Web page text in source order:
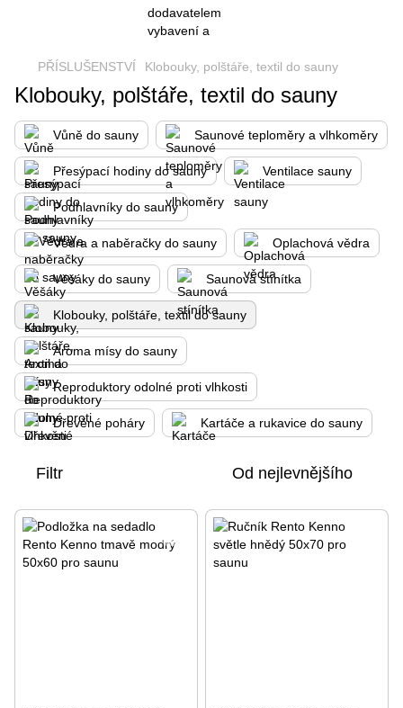
PŘÍSLUŠENSTVÍ Klobouky, polštáře, textil do sauny
Klobouky, polštáře, textil do sauny
Vůně do sauny Saunové teploměry a vlhkoměry
Přesýpací hodiny do sauny Ventilace sauny
Podhlavníky do sauny
Vědra a naběračky do sauny Oplachová vědra
Věšáky do sauny Saunová stínítka
Klobouky, polštáře, textil do sauny
Aroma mísy do sauny
Reproduktory odolné proti vlhkosti
Dřevěné poháry Kartáče a rukavice do sauny
Filtr Od nejlevnějšího